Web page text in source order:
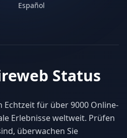
Español
Status
Echtzeit für über 9000 Online-
Erlebnisse weltweit. Prüfen
überwachen Sie